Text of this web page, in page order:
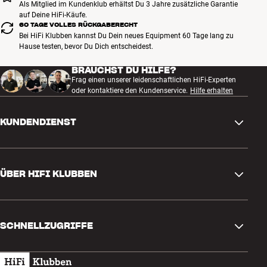
Als Mitglied im Kundenklub erhältst Du 3 Jahre zusätzliche Garantie
auf Deine HiFi-Käufe.
60 TAGE VOLLES RÜCKGABERECHT
Bei HiFi Klubben kannst Du Dein neues Equipment 60 Tage lang zu
Hause testen, bevor Du Dich entscheidest.
BRAUCHST DU HILFE?
Frag einen unserer leidenschaftlichen HiFi-Experten
oder kontaktiere den Kundenservice. Hilfe erhalten
KUNDENDIENST
Rückgabe und Reklamation
Bestellung widerrufen
ÜBER HIFI KLUBBEN
Kundenklub
SCHNELLZUGRIFFE
Geschenkkarte